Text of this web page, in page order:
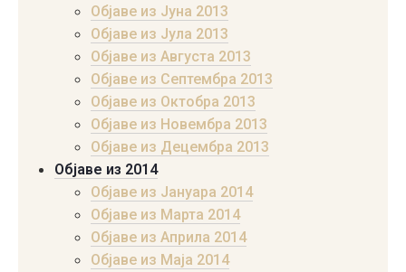
Објаве из Јунa 2013
Објаве из Јула 2013
Објаве из Августа 2013
Објаве из Септембра 2013
Објаве из Октобра 2013
Објаве из Новембра 2013
Објаве из Децембра 2013
Објаве из 2014
Објаве из Јануара 2014
Објаве из Марта 2014
Објаве из Априла 2014
Објаве из Маја 2014